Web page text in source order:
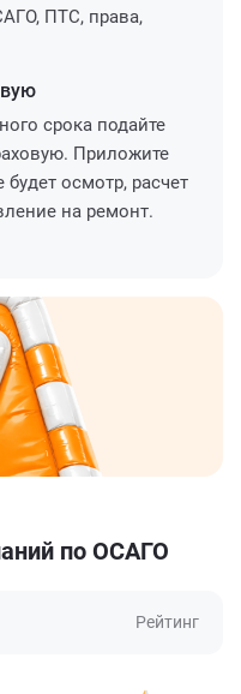
ПТС, права,
срока подайте
Приложите
осмотр, расчет
на ремонт.
по ОСАГО
Рейтинг